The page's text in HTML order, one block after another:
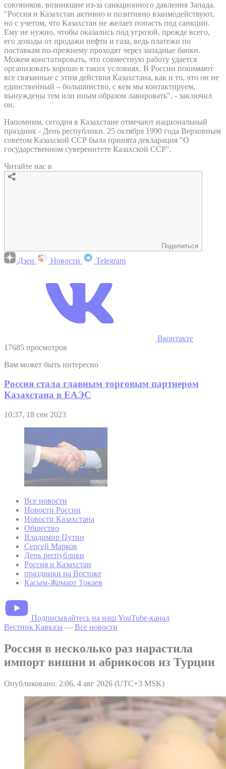
союзников, возникшие из-за санкционного давления Запада.
"Россия и Казахстан активно и позитивно взаимодействуют,
но с учетом, что Казахстан не желает попасть под санкции.
Ему не нужно, чтобы оказались под угрозой, прежде всего,
его доходы от продажи нефти и газа, ведь платежи по
поставкам по-прежнему проходят через западные банки.
Можем констатировать, что совместную работу удается
организовать хорошо в таких условиях. В России понимают
все связанные с этим действия Казахстана, как и то, что он не
единственный – большинство, с кем мы контактируем,
вынуждены тем или иным образом лавировать", - заключил
он.
Напомним, сегодня в Казахстане отмечают национальный
праздник - День республики. 25 октября 1990 года Верховным
советом Казахской ССР была принята декларация "О
государственном суверенитете Казахской ССР".
Читайте нас в
Поделиться
Дзен Новости Telegram
Вконтакте
17685 просмотров
Вам может быть интересно
Россия стала главным торговым партнером
Казахстана в ЕАЭС
10:37, 18 сен 2023
Все новости
Новости России
Новости Казахстана
Общество
Владимир Путин
Сергей Марков
День республики
Россия и Казахстан
праздники на Востоке
Касым-Жомарт Токаев
Подписывайтесь на наш YouTube-канал
Вестник Кавказа — Все новости
Россия в несколько раз нарастила
импорт вишни и абрикосов из Турции
Опубликовано: 2:06, 4 авг 2026 (UTC+3 MSK)